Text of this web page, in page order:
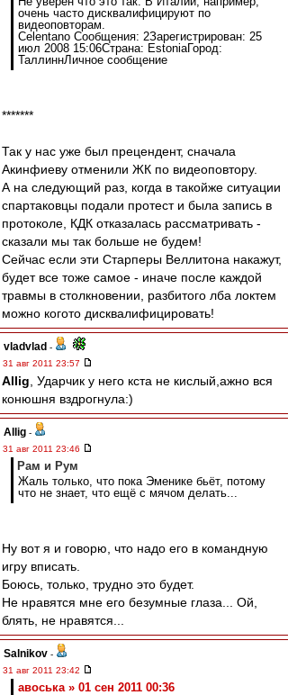
очень часто дисквалифицируют по
видеоповторам.
Celentano Сообщения: 2Зарегистрирован: 25
июл 2008 15:06Страна: EstoniaГород:
ТаллиннЛичное сообщение
*******
Так у нас уже был прецендент, сначала
Акинфиеву отменили ЖК по видеоповтору.
А на следующий раз, когда в такойже ситуации
спартаковцы подали протест и была запись в
протоколе, КДК отказалась рассматривать -
сказали мы так больше не будем!
Сейчас если эти Старперы Веллитона накажут,
будет все тоже самое - иначе после каждой
травмы в столкновении, разбитого лба локтем
можно когото дисквалифицировать!
vladvlad -
31 авг 2011 23:57
Allig , Ударчик у него кста не кислый,ажно вся
конюшня вздрогнула:)
Allig -
31 авг 2011 23:46
Рам и Рум
Жаль только, что пока Эменике бьёт, потому
что не знает, что ещё с мячом делать...
Ну вот я и говорю, что надо его в командную
игру вписать.
Боюсь, только, трудно это будет.
Не нравятся мне его безумные глаза... Ой,
блять, не нравятся...
Salnikov -
31 авг 2011 23:42
авоська » 01 сен 2011 00:36